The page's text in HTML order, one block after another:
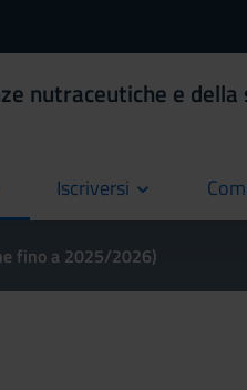
nutraceutiche e
Iscriversi
fino a 2025/2026)